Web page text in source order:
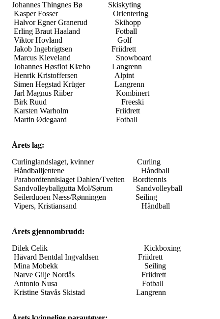
Johannes Thingnes Bø Skiskyting
Kasper Fosser Orientering
Halvor Egner Granerud Skihopp
Erling Braut Haaland Fotball
Viktor Hovland Golf
Jakob Ingebrigtsen Friidrett
Marcus Kleveland Snowboard
Johannes Høsflot Klæbo Langrenn
Henrik Kristoffersen Alpint
Simen Hegstad Krüger Langrenn
Jarl Magnus Riiber Kombinert
Birk Ruud Freeski
Karsten Warholm Friidrett
Martin Ødegaard Fotball
Årets lag:
Curlinglandslaget, kvinner Curling
Håndballjentene Håndball
Parabordtennislaget Dahlen/Tveiten Bordtennis
Sandvolleyballgutta Mol/Sørum Sandvolleyball
Seilerduoen Næss/Rønningen Seiling
Vipers, Kristiansand Håndball
Årets gjennombrudd:
Dilek Celik Kickboxing
Håvard Bentdal Ingvaldsen Friidrett
Mina Mobekk Seiling
Narve Gilje Nordås Friidrett
Antonio Nusa Fotball
Kristine Stavås Skistad Langrenn